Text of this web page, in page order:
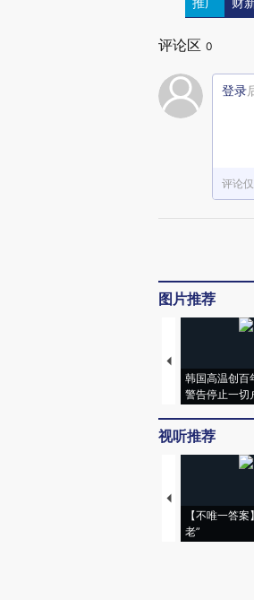
财
评论区 0
登录
评论
图片推荐
韩国高温创百
警告停止一切
视听推荐
【不唯一答
老”